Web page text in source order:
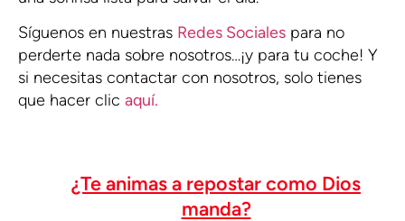
Síguenos en nuestras Redes Sociales para no
perderte nada sobre nosotros…¡y para tu coche! Y
si necesitas contactar con nosotros, solo tienes
que hacer clic aquí.
¿Te animas a repostar como Dios
manda?